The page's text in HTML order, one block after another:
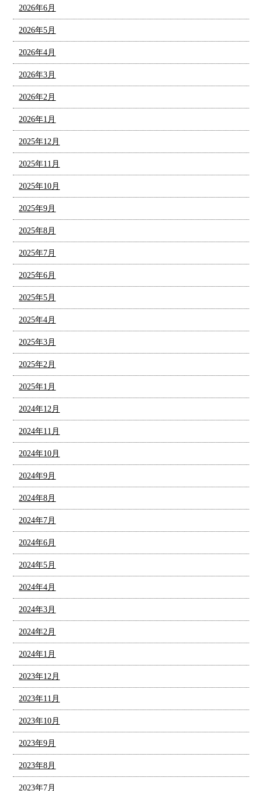
2026年6月
2026年5月
2026年4月
2026年3月
2026年2月
2026年1月
2025年12月
2025年11月
2025年10月
2025年9月
2025年8月
2025年7月
2025年6月
2025年5月
2025年4月
2025年3月
2025年2月
2025年1月
2024年12月
2024年11月
2024年10月
2024年9月
2024年8月
2024年7月
2024年6月
2024年5月
2024年4月
2024年3月
2024年2月
2024年1月
2023年12月
2023年11月
2023年10月
2023年9月
2023年8月
2023年7月